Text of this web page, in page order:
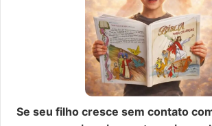
Se seu filho cresce sem contato